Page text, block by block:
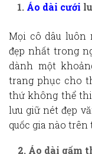
1. Áo dài cưới
Mọi cô dâu luôn
đẹp nhất trong
dành một
trang phục cho
thứ không thể
lưu giữ nét đẹp
quốc gia nào trên
2. Áo dài gấm